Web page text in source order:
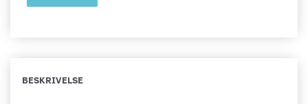
BESKRIVELSE